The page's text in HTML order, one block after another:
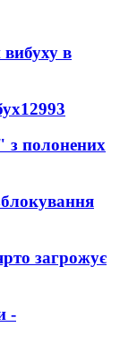
вибуху в
12993
з полонених
загрожує
-